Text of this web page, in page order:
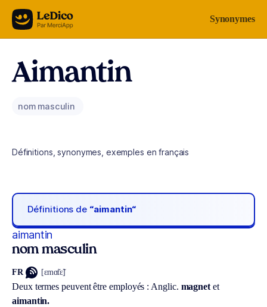
Aller au contenu Synonymes
Aimantin
nom masculin
Définitions, synonymes, exemples en français
Définitions de “aimantin“
aimantin
nom masculin
FR [ɛmɑ̃tɛ̃]
Deux termes peuvent être employés : Anglic. magnet et
aimantin.